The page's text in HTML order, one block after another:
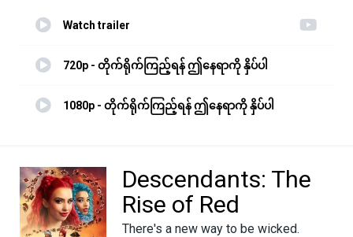
Watch trailer
720p - တိုက်ရိုက်ကြည့်ရန် ဤနေရာကို နှိပ်ပါ
1080p - တိုက်ရိုက်ကြည့်ရန် ဤနေရာကို နှိပ်ပါ
Descendants: The
Rise of Red
There's a new way to be wicked.